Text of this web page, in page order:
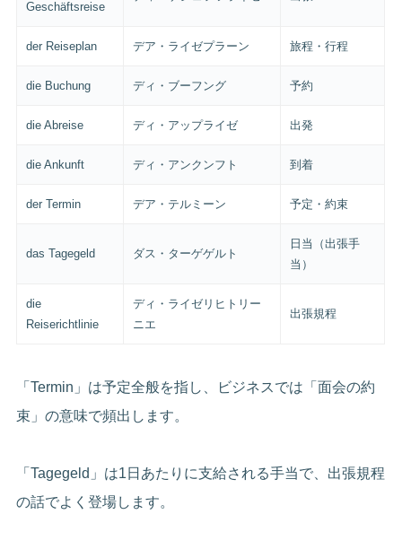
Geschäftsreise
der Reiseplan デア・ライゼプラーン 旅程・行程
die Buchung ディ・ブーフング 予約
die Abreise ディ・アップライゼ 出発
die Ankunft ディ・アンクンフト 到着
der Termin デア・テルミーン 予定・約束
das Tagegeld ダス・ターゲゲルト
日当（出張手
当）
die
Reiserichtlinie
ディ・ライゼリヒトリー
ニエ
出張規程
「Termin」は予定全般を指し、ビジネスでは「面会の約
束」の意味で頻出します。
「Tagegeld」は1日あたりに支給される手当で、出張規程
の話でよく登場します。